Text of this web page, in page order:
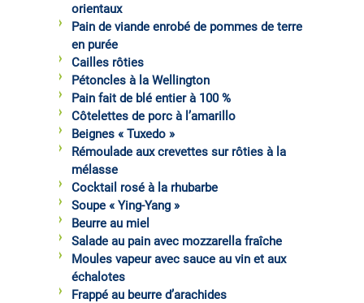
orientaux
Pain de viande enrobé de pommes de terre
en purée
Cailles rôties
Pétoncles à la Wellington
Pain fait de blé entier à 100 %
Côtelettes de porc à l’amarillo
Beignes « Tuxedo »
Rémoulade aux crevettes sur rôties à la
mélasse
Cocktail rosé à la rhubarbe
Soupe « Ying-Yang »
Beurre au miel
Salade au pain avec mozzarella fraîche
Moules vapeur avec sauce au vin et aux
échalotes
Frappé au beurre d’arachides